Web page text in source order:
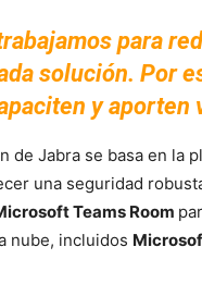
para
solución. Por
y aporten
de Jabra se basa en la
una seguridad
Teams Room
nube, incluidos